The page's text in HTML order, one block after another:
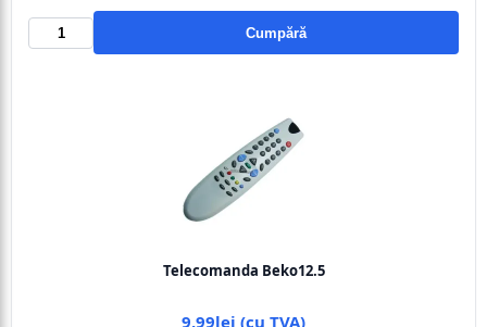
Cumpără
Telecomanda Beko12.5
9,99lei (cu TVA)